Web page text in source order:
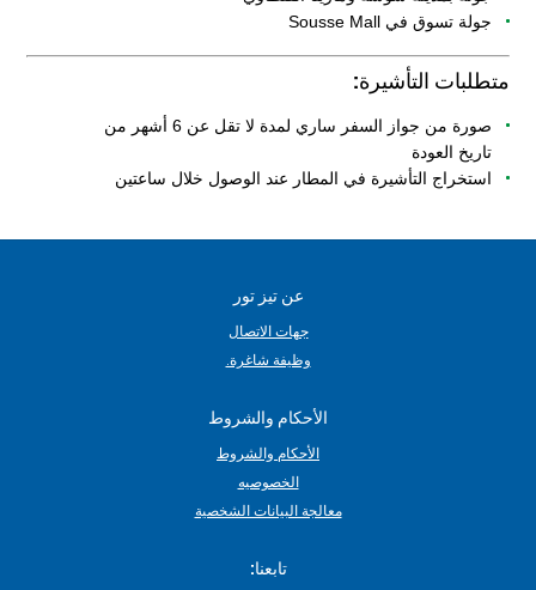
جولة تسوق في Sousse Mall
متطلبات التأشيرة:
صورة من جواز السفر ساري لمدة لا تقل عن 6 أشهر من
تاريخ العودة
استخراج التأشيرة في المطار عند الوصول خلال ساعتين
عن تيز تور
جهات الاتصال
وظيفة شاغرة.
الأحكام والشروط
الأحكام والشروط
الخصوصيه
معالجة البيانات الشخصية
تابعنا: